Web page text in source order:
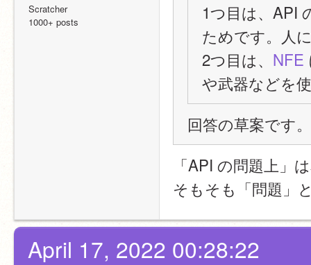
Scratcher
1000+ posts
1つ目は、API
ためです。人
2つ目は、 NFE
や武器などを
回答の草案です。
「API の問題上」
そもそも「問題」
April 17, 2022 00:28:22